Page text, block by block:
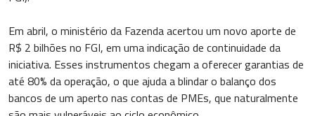
Em abril, o ministério da Fazenda acertou um novo aporte de
R$ 2 bilhões no FGI, em uma indicação de continuidade da
iniciativa. Esses instrumentos chegam a oferecer garantias de
até 80% da operação, o que ajuda a blindar o balanço dos
bancos de um aperto nas contas de PMEs, que naturalmente